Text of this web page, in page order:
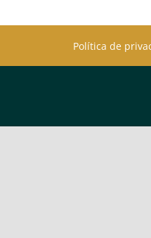
Política de